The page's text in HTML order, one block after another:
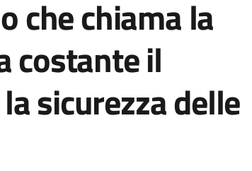
che chiama la
costante il
sicurezza delle